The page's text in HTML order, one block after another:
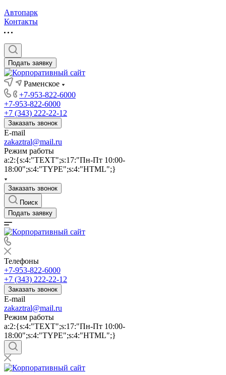
Автопарк
Контакты
Подать заявку
Раменское
+7-953-822-6000
+7-953-822-6000
+7 (343) 222-22-12
Заказать звонок
E-mail
zakaztral@mail.ru
Режим работы
a:2:{s:4:"TEXT";s:17:"Пн-Пт 10:00-
18:00";s:4:"TYPE";s:4:"HTML";}
Заказать звонок
Поиск
Подать заявку
Телефоны
+7-953-822-6000
+7 (343) 222-22-12
Заказать звонок
E-mail
zakaztral@mail.ru
Режим работы
a:2:{s:4:"TEXT";s:17:"Пн-Пт 10:00-
18:00";s:4:"TYPE";s:4:"HTML";}